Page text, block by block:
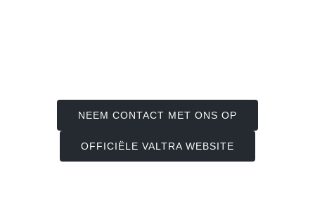
NEEM CONTACT MET ONS OP
OFFICIËLE VALTRA WEBSITE